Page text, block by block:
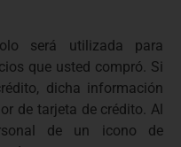
será utilizada para
que usted compró. Si
dicha información
de tarjeta de crédito. Al
de un icono de